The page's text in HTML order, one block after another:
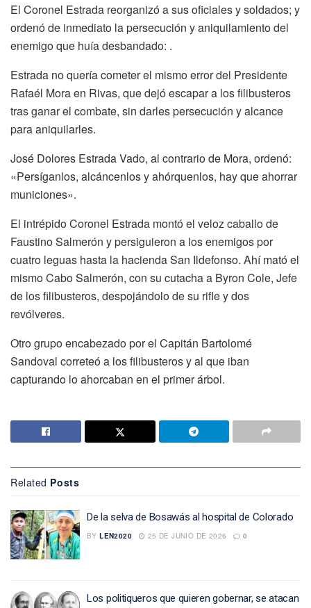
El Coronel Estrada reorganizó a sus oficiales y soldados; y
ordenó de inmediato la persecución y aniquilamiento del
enemigo que huía desbandado: .
Estrada no quería cometer el mismo error del Presidente
Rafaél Mora en Rivas, que dejó escapar a los filibusteros
tras ganar el combate, sin darles persecución y alcance
para aniquilarles.
José Dolores Estrada Vado, al contrario de Mora, ordenó:
«Persíganlos, alcáncenlos y ahórquenlos, hay que ahorrar
municiones».
El intrépido Coronel Estrada montó el veloz caballo de
Faustino Salmerón y persiguieron a los enemigos por
cuatro leguas hasta la hacienda San Ildefonso. Ahí mató el
mismo Cabo Salmerón, con su cutacha a Byron Cole, Jefe
de los filibusteros, despojándolo de su rifle y dos
revólveres.
Otro grupo encabezado por el Capitán Bartolomé
Sandoval correteó a los filibusteros y al que iban
capturando lo ahorcaban en el primer árbol.
Related Posts
De la selva de Bosawás al hospital de Colorado
BY LEN2020 25 DE JUNIO DE 2026 0
Los politiqueros que quieren gobernar, se atacan